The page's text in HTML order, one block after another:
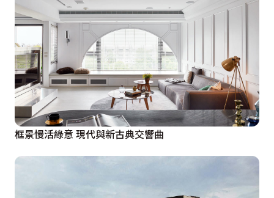
框景慢活綠意 現代與新古典交響曲